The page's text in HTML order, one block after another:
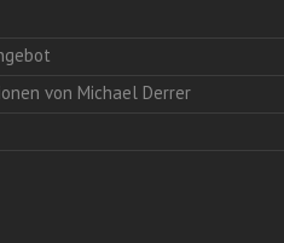
von Michael Derrer